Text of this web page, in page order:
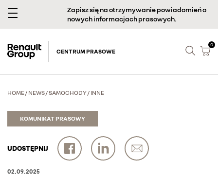
Zapisz się na otrzymywanie powiadomień o
nowych informacjach prasowych.
CENTRUM PRASOWE
0
HOME/ NEWS/SAMOCHODY/ INNE
KOMUNIKAT PRASOWY
UDOSTĘPNIJ
02.09.2025